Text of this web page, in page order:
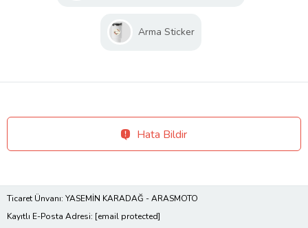
Arma Sticker
Hata Bildir
Ticaret Ünvanı: YASEMİN KARADAĞ - ARASMOTO
Kayıtlı E-Posta Adresi: [email protected]